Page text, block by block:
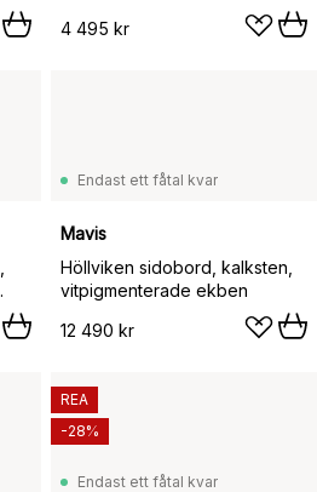
4 495 kr
Endast ett fåtal kvar
Mavis
Höllviken sidobord, kalksten,
vitpigmenterade ekben
12 490 kr
Endast ett fåtal kvar
REA
-28%